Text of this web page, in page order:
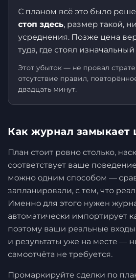
С планом всё это было
стоп здесь, размер такой,
усреднения. Позже цена
туда, где стоял изначальный
Этот убыток — не провал
отсутствие правил,
двадцать минут.
Как журнал замыкает
План стоит ровно столько,
соответствует ваше
можно одним способом —
запланировали, с тем, что
Именно для этого нужен
автоматически импортирует
поэтому ваши реальные
и результаты уже на месте —
самоотчёта не требуется.
Промаркируйте сделки по